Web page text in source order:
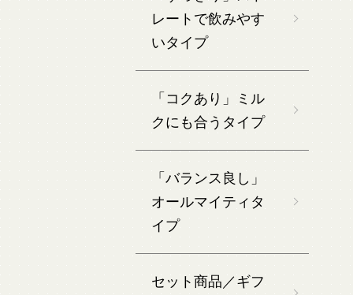
レートで飲みやす
いタイプ
「コクあり」ミル
クにも合うタイプ
「バランス良し」
オールマイティタ
イプ
セット商品／ギフ